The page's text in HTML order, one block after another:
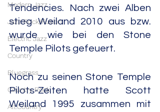
Modern Jazz
Jazz Rock/Fusion
Electric Jazz
Country
Bluegrass
Country Rock
Alt.Country
Tendencies. Nach zwei Alben
stieg Weiland 2010 aus bzw.
wurde wie bei den Stone
Temple Pilots gefeuert.
Noch zu seinen Stone Temple
Pilots-Zeiten hatte Scott
Weiland 1995 zusammen mit